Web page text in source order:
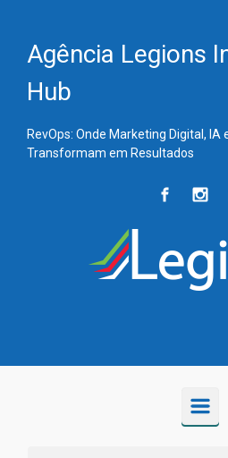
Agência Legions
Hub
RevOps: Onde Marketing Digital,
Transformam em Resultados